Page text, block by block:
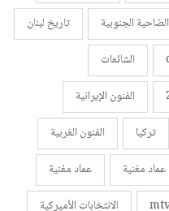
الضاحية الجنوبية
تاريخ لبنان
الشائعات
الفنون الإيرانية
تركيا
الفنون الغربية
عماد مغنية
عماد مغنية
الانتخابات الأميركية